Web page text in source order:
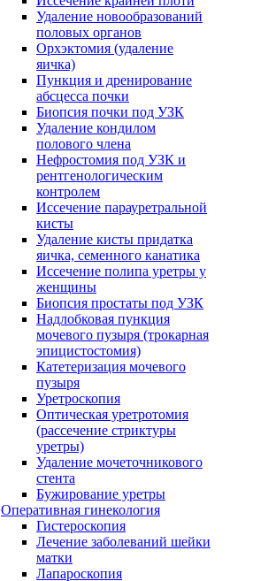
Удаление новообразований
половых органов
Орхэктомия (удаление
яичка)
Пункция и дренирование
абсцесса почки
Биопсия почки под УЗК
Удаление кондилом
полового члена
Нефростомия под УЗК и
рентгенологическим
контролем
Иссечение парауретральной
кисты
Удаление кисты придатка
яичка, семенного канатика
Иссечение полипа уретры у
женщины
Биопсия простаты под УЗК
Надлобковая пункция
мочевого пузыря (трокарная
эпицистостомия)
Катетеризация мочевого
пузыря
Уретроскопия
Оптическая уретротомия
(рассечение стриктуры
уретры)
Удаление мочеточникового
стента
Бужирование уретры
Оперативная гинекология
Гистероскопия
Лечение заболеваний шейки
матки
Лапароскопия